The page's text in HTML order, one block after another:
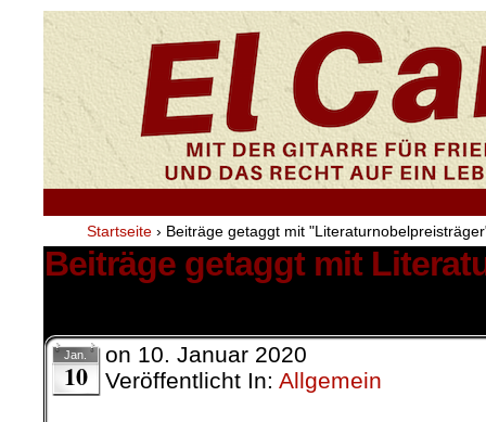
Startseite › Beiträge getaggt mit
Beiträge getaggt mit
Jan.
10
on 10. Januar 2020
Veröffentlicht In: Allgemein